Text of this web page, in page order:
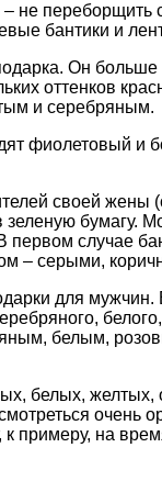
– не переборщить
бантики и
Он
оттенков
и серебряным.
фиолетовый и
своей жены
бумагу.
первом случае
– серыми,
для мужчин.
белого,
белым,
белых,
очень
примеру, на